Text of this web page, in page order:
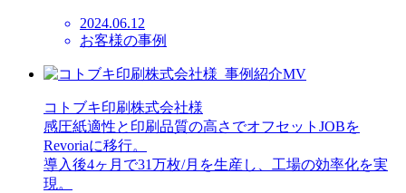
2024.06.12
お客様の事例
コトブキ印刷株式会社様
感圧紙適性と印刷品質の高さでオフセットJOBを
Revoriaに移行。
導入後4ヶ月で31万枚/月を生産し、工場の効率化を実
現。